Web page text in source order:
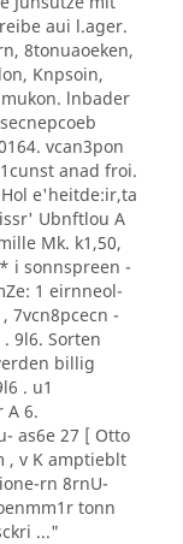
aui l.ager.
8tonuaoeken,
Knpsoin,
lnbader
vcan3pon
anad froi.
Hol e'heitde:ir,ta
Ubnftlou A
Mk. k1,50,
i sonnspreen -
1 eirnneol-
7vcn8pcecn -
9l6. Sorten
billig
. u1
A 6.
as6e 27 [ Otto
, v K amptieblt
rn 8rnU-
tonn
..."